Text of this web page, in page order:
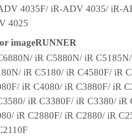
性
ずれかの条項またはその一部
定された場合でも、その他の
ものとします。
会社
4035F/ iR-ADV 4035/ iR-
4025
imageRUNNER
iR C5880N/ iR
iR C5180/ iR C4580F/ iR
iR C4080/ iR C3880F/ iR
iR C3380F/ iR C3380/ iR
iR C2880F/ iR C2880/ iR